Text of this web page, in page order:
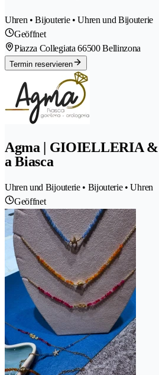
Uhren • Bijouterie • Uhren und Bijouterie
Geöffnet
Piazza Collegiata 66500 Bellinzona
Termin reservieren
Agma | GIOIELLERIA
a Biasca
Uhren und Bijouterie • Bijouterie • Uhren
Geöffnet